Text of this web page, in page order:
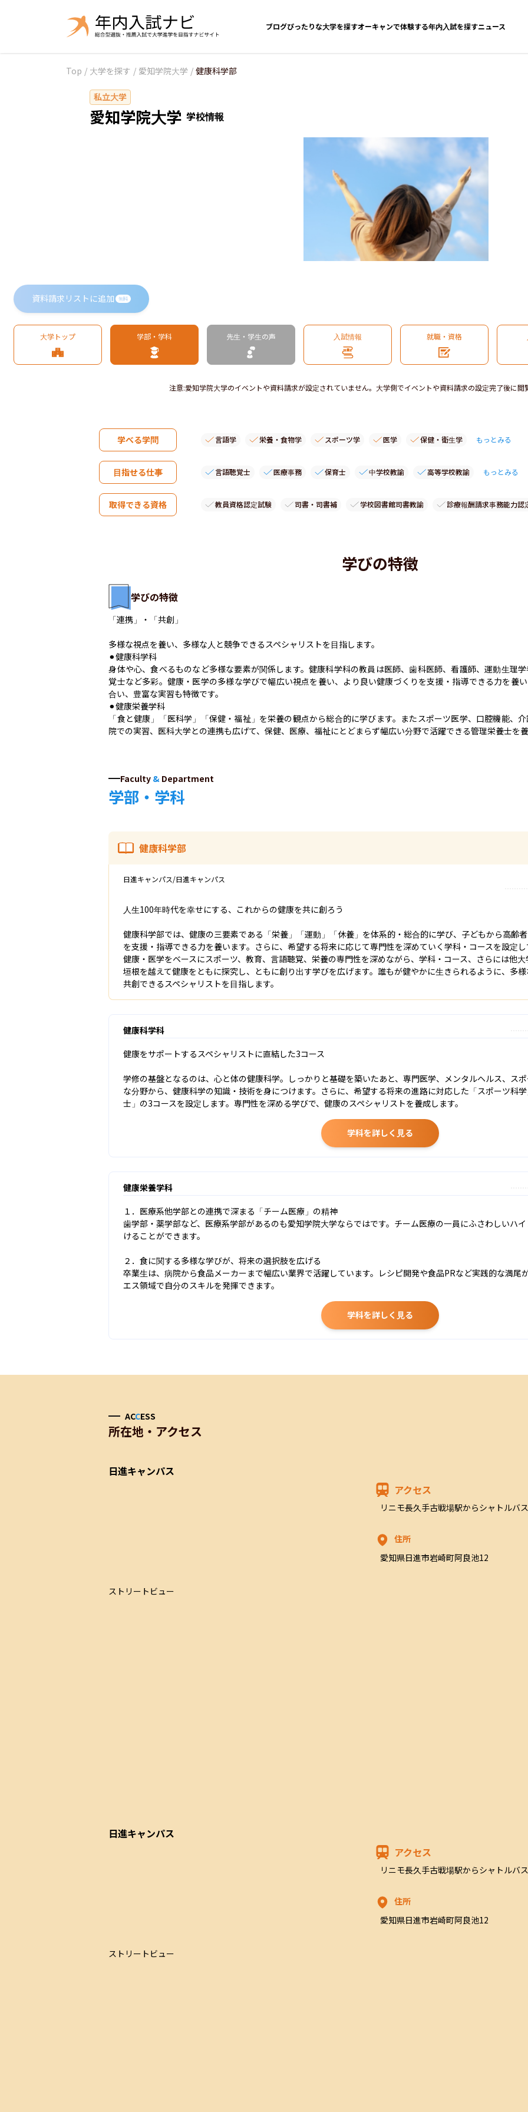
ブログぴったりな大学を探すオーキャンで体験する年内入試を探すニュース
Top / 大学を探す / 愛知学院大学 / 健康科学部
私立大学
愛知学院大学 学校情報
資料請求リストに追加 無料
大学トップ 学部・学科 先生・学生の声 入試情報 就職・資格
注意:愛知学院大学のイベントや資料請求が設定されていません。大学側でイベントや資料請求の設定完了後に
学べる学問 言語学 栄養・食物学 スポーツ学 医学 保健・衛生学 もっとみる
目指せる仕事 言語聴覚士 医療事務 保育士 中学校教諭 高等学校教諭 もっとみる
取得できる資格 教員資格認定試験 司書・司書補 学校図書館司書教諭 診療報酬請求事務能力認
学びの特徴
学びの特徴
「連携」・「共創」
多様な視点を養い、多様な人と競争できるスペシャリストを目指します。
⚫︎健康科学科
身体や心、食べるものなど多様な要素が関係します。健康科学科の教員は医師、歯科医師、看護師、運動生理
覚士など多彩。健康・医学の多様な学びで幅広い視点を養い、より良い健康づくりを支援・指導できる力を養
合い、豊富な実習も特徴です。
⚫︎健康栄養学科
「食と健康」「医科学」「保健・福祉」を栄養の観点から総合的に学びます。またスポーツ医学、口腔機能、
院での実習、医科大学との連携も広げて、保健、医療、福祉にとどまらず幅広い分野で活躍できる管理栄養士を
Faculty & Department
学部・学科
健康科学部
日進キャンパス/日進キャンパス
人生100年時代を幸せにする、これからの健康を共に創ろう
健康科学部では、健康の三要素である「栄養」「運動」「休養」を体系的・総合的に学び、子どもから高齢
を支援・指導できる力を養います。さらに、希望する将来に応じて専門性を深めていく学科・コースを設定
健康・医学をベースにスポーツ、教育、言語聴覚、栄養の専門性を深めながら、学科・コース、さらには他
垣根を越えて健康をともに探究し、ともに創り出す学びを広げます。誰もが健やかに生きられるように、多
共創できるスペシャリストを目指します。
健康科学科
健康をサポートするスペシャリストに直結した3コース
学修の基盤となるのは、心と体の健康科学。しっかりと基礎を築いたあと、専門医学、メンタルヘルス、ス
な分野から、健康科学の知識・技術を身につけます。さらに、希望する将来の進路に対応した「スポーツ科
士」の3コースを設定します。専門性を深める学びで、健康のスペシャリストを養成します。
学科を詳しく見る
健康栄養学科
１．医療系他学部との連携で深まる「チーム医療」の精神
歯学部・薬学部など、医療系学部があるのも愛知学院大学ならではです。チーム医療の一員にふさわしいハ
けることができます。
２．食に関する多様な学びが、将来の選択肢を広げる
卒業生は、病院から食品メーカーまで幅広い業界で活躍しています。レシピ開発や食品PRなど実践的な満尾
エス領域で自分のスキルを発揮できます。
学科を詳しく見る
ACCESS
所在地・アクセス
日進キャンパス
アクセス
リニモ長久手古戦場駅からシャトルバ
住所
愛知県日進市岩崎町阿良池12
ストリートビュー
日進キャンパス
アクセス
リニモ長久手古戦場駅からシャトルバ
住所
愛知県日進市岩崎町阿良池12
ストリートビュー